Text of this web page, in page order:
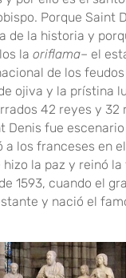
Porque Saint
de la historia y
la oriflama– el
de los
ojiva y la prístina
42 reyes y 32
Denis fue
a los franceses en
hizo la paz y reinó
1593, cuando el
y nació el